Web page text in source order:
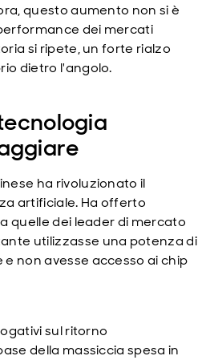
questo aumento non si è
dei mercati
si ripete, un forte rialzo
dietro l'angolo.
ha rivoluzionato il
artificiale. Ha offerto
quelle dei leader di mercato
utilizzasse una potenza di
non avesse accesso ai chip
sul ritorno
della massiccia spesa in